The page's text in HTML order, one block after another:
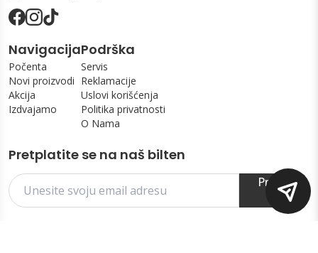
Navigacija
Počenta
Novi proizvodi
Akcija
Izdvajamo
Podrška
Servis
Reklamacije
Uslovi korišćenja
Politika privatnosti
O Nama
Pretplatite se na naš bilten
Prijavi